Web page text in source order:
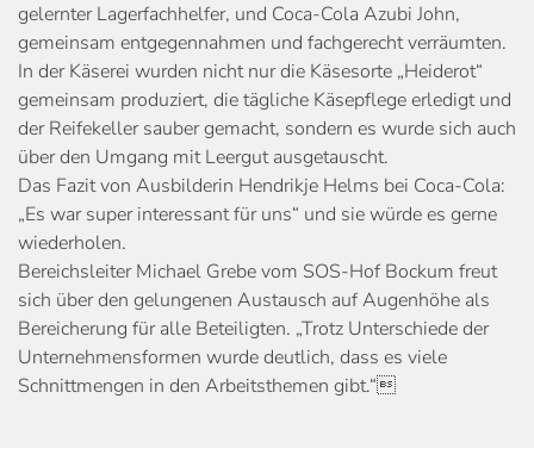
gelernter Lagerfachhelfer, und Coca-Cola Azubi John,
gemeinsam entgegennahmen und fachgerecht verräumten.
In der Käserei wurden nicht nur die Käsesorte „Heiderot“
gemeinsam produziert, die tägliche Käsepflege erledigt und
der Reifekeller sauber gemacht, sondern es wurde sich auch
über den Umgang mit Leergut ausgetauscht.
Das Fazit von Ausbilderin Hendrikje Helms bei Coca-Cola:
„Es war super interessant für uns“ und sie würde es gerne
wiederholen.
Bereichsleiter Michael Grebe vom SOS-Hof Bockum freut
sich über den gelungenen Austausch auf Augenhöhe als
Bereicherung für alle Beteiligten. „Trotz Unterschiede der
Unternehmensformen wurde deutlich, dass es viele
Schnittmengen in den Arbeitsthemen gibt.“